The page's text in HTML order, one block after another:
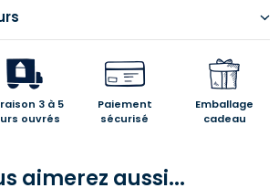
3 à 5
ouvrés
Paiement
sécurisé
Emballage
cadeau
aimerez aussi...